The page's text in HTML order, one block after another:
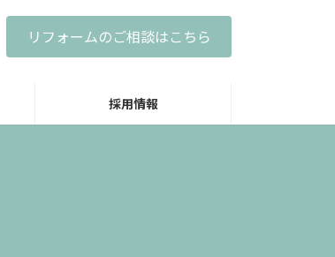
リフォームのご相談はこちら
採用情報